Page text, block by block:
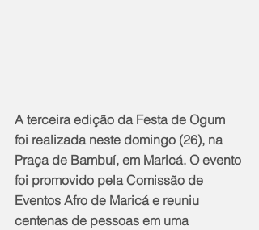
A terceira edição da Festa de Ogum
foi realizada neste domingo (26), na
Praça de Bambuí, em Maricá. O evento
foi promovido pela Comissão de
Eventos Afro de Maricá e reuniu
centenas de pessoas em uma